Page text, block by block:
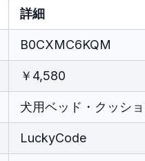
詳細
B0CXMC6KQM
￥4,580
犬用ベッド・クッシ
LuckyCode